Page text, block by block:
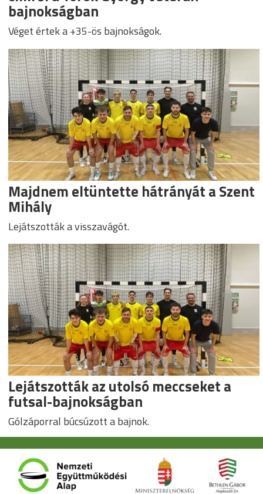
bajnokságban
Véget értek a +35-ös bajnokságok.
Majdnem eltüntette hátrányát a Szent
Mihály
Lejátszották a visszavágót.
Lejátszották az utolsó meccseket a
futsal-bajnokságban
Gólzáporral búcsúzott a bajnok.